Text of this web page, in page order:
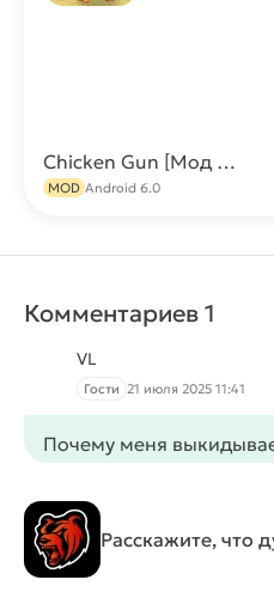
Chicken Gun [Мод Меню: Много денег, оружия, бессмертие, 170+ читов]
MOD Android 6.0
Комментариев 1
VL
Гости 21 июля 2025 11:41
Почему меня
Расскажите, что